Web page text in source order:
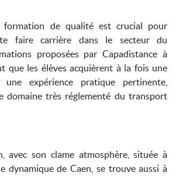
formation de qualité est crucial pour
faire carrière dans le secteur du
proposées par Capadistance à
que les élèves acquièrent à la fois une
expérience pratique pertinente,
domaine très réglementé du transport
avec son clame atmosphère, située à
dynamique de Caen, se trouve aussi à